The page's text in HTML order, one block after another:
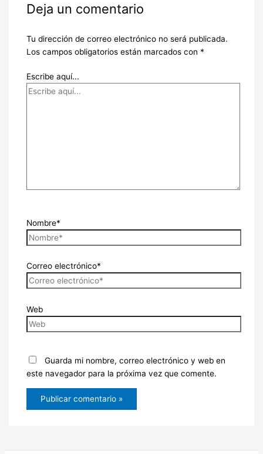
Deja un comentario
Tu dirección de correo electrónico no será publicada.
Los campos obligatorios están marcados con *
Escribe aquí...
Nombre*
Correo electrónico*
Web
Guarda mi nombre, correo electrónico y web en
este navegador para la próxima vez que comente.